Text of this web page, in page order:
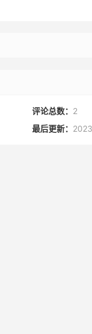
评论总数： 2
最后更新：